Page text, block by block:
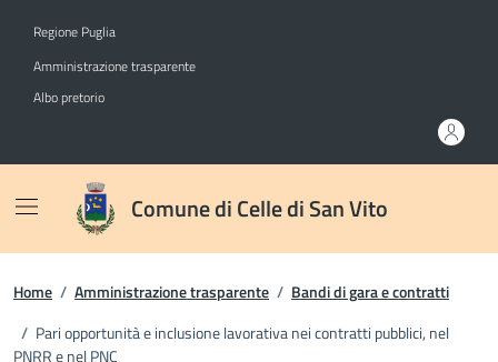
Regione Puglia
Amministrazione trasparente
Albo pretorio
Comune di Celle di San Vito
Home / Amministrazione trasparente / Bandi di gara e contratti
/ Pari opportunità e inclusione lavorativa nei contratti pubblici, nel
PNRR e nel PNC